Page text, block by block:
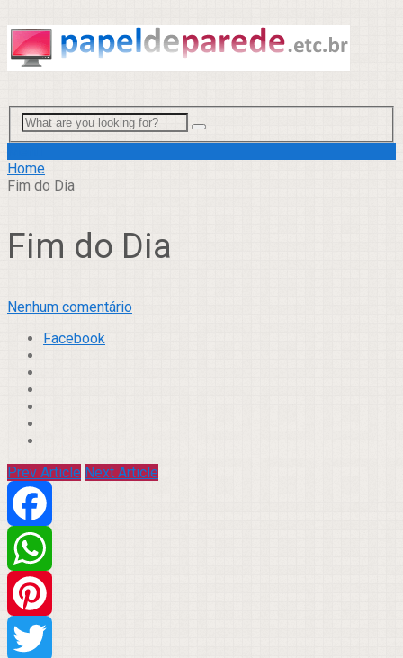
Home
Fim do Dia
Fim do Dia
Nenhum comentário
Facebook
Prev Article Next Article
Facebook
WhatsApp
Pinterest